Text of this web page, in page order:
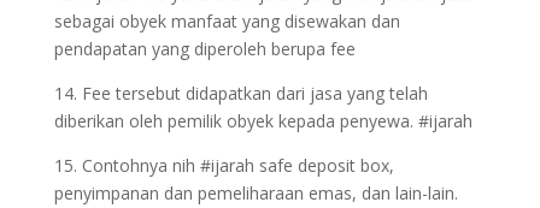
sebagai obyek manfaat yang disewakan dan
pendapatan yang diperoleh berupa fee
14. Fee tersebut didapatkan dari jasa yang telah
diberikan oleh pemilik obyek kepada penyewa. #ijarah
15. Contohnya nih #ijarah safe deposit box,
penyimpanan dan pemeliharaan emas, dan lain-lain.